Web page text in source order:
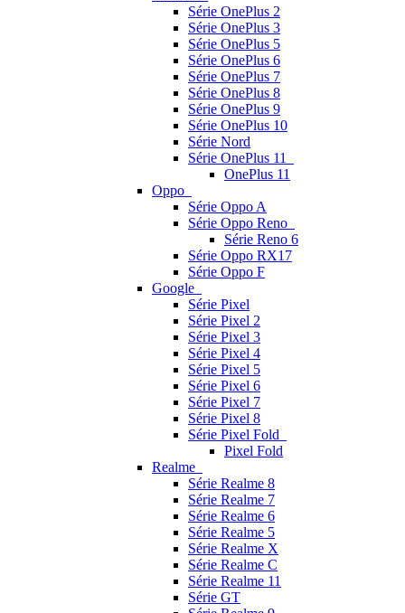
Série OnePlus 2
Série OnePlus 3
Série OnePlus 5
Série OnePlus 6
Série OnePlus 7
Série OnePlus 8
Série OnePlus 9
Série OnePlus 10
Série Nord
Série OnePlus 11
OnePlus 11
Oppo
Série Oppo A
Série Oppo Reno
Série Reno 6
Série Oppo RX17
Série Oppo F
Google
Série Pixel
Série Pixel 2
Série Pixel 3
Série Pixel 4
Série Pixel 5
Série Pixel 6
Série Pixel 7
Série Pixel 8
Série Pixel Fold
Pixel Fold
Realme
Série Realme 8
Série Realme 7
Série Realme 6
Série Realme 5
Série Realme X
Série Realme C
Série Realme 11
Série GT